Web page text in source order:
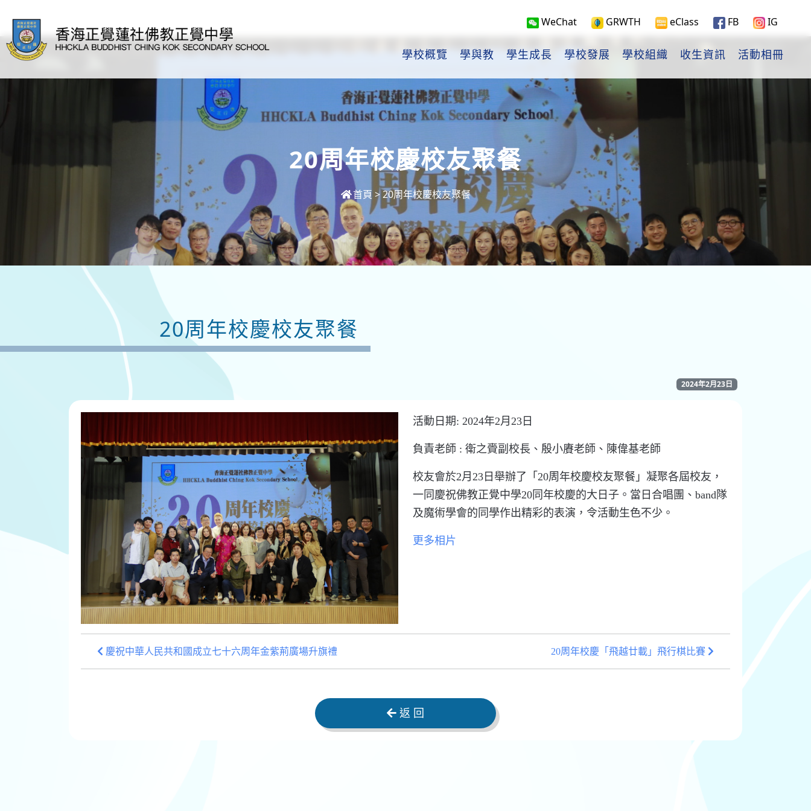
WeChat GRWTH eClass FB IG
學校概覽 學與教 學生成長 學校發展 學校組織 收生資訊 活動相冊
20周年校慶校友聚餐
首頁 >20周年校慶校友聚餐
20周年校慶校友聚餐
2024年2月23日
活動日期: 2024年2月23日
負責老師 : 衛之賫副 校長 、 殷小賡老師 、 陳偉基老師
校友會於2月 23 日 舉辦 了 「 20周年校慶校友聚餐 」 凝聚各屆校友 ，
一 同 慶祝佛教正覺中學20 同 年校慶的大 日 子 。 當 日 合唱 團 、band隊
及魔術學會的 同 學作出精彩的表演 ， 令活動生色不少 。
更多相片
慶祝中華人民共和國成立七十六周年金紫荊廣場升旗禮 20周年校慶「飛越廿載」飛行棋比賽
返 回